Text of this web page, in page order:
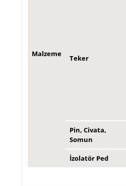
Malzeme Teker
Pin, Civata,
Somun
İzolatör Ped